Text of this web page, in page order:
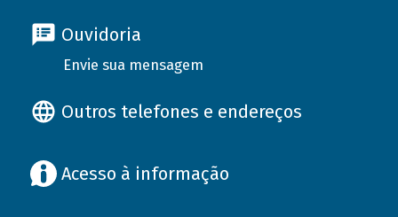
Ouvidoria
Envie sua mensagem
Outros telefones e endereços
Acesso à informação